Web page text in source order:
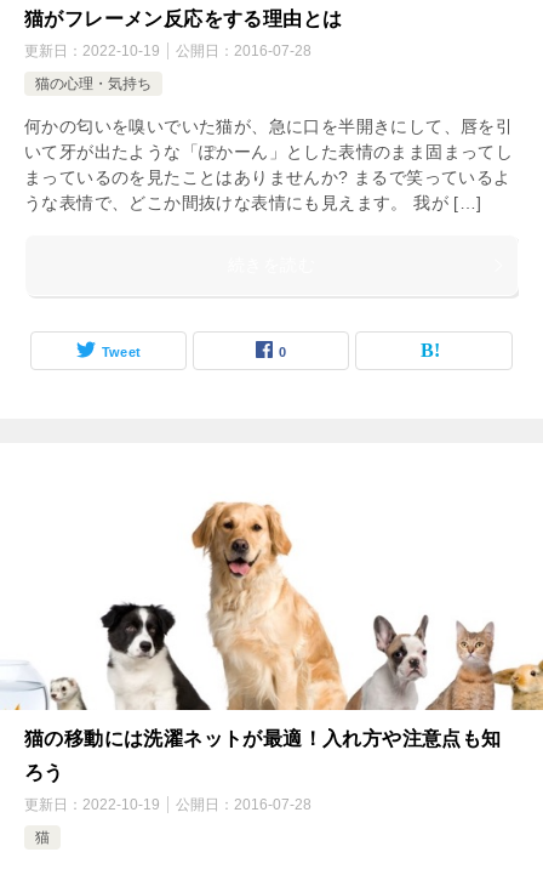
猫がフレーメン反応をする理由とは
更新日： 2022-10-19 公開日： 2016-07-28
猫の心理・気持ち
何かの匂いを嗅いでいた猫が、急に口を半開きにして、唇を引
いて牙が出たような「ぽかーん」とした表情のまま固まってし
まっているのを見たことはありませんか? まるで笑っているよ
うな表情で、どこか間抜けな表情にも見えます。 我が […]
Tweet 0
猫の移動には洗濯ネットが最適！入れ方や注意点も知
ろう
更新日： 2022-10-19 公開日： 2016-07-28
猫